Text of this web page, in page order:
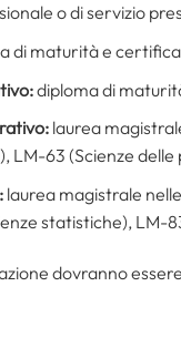
o di servizio
di maturità e
diploma di
laurea
LM-63 (Scienze
laurea magistrale
statistiche), LM-
dovranno